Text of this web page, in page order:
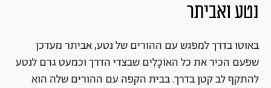
נטע ואביתר
באוטו בדרך למפגש עם ההורים של נטע, אביתר מעדכן
שפעם הכיר את כל האוֹכָלִים שבצדי הדרך וכמעט גרם לנטע
להתקף לב קטן בדרך. בבית הקפה עם ההורים שלה הוא